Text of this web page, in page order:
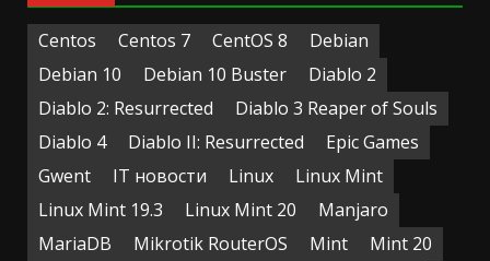
Centos Centos 7 CentOS 8
Debian
Debian 10
Debian 10 Buster
Diablo 2
Diablo 2: Resurrected
Diablo 3 Reaper of Souls
Diablo 4
Diablo II: Resurrected
Epic Games
Gwent
IT новости Linux
Linux Mint
Linux Mint 19.3
Linux Mint 20
Manjaro
MariaDB
Mikrotik RouterOS Mint
Mint 20